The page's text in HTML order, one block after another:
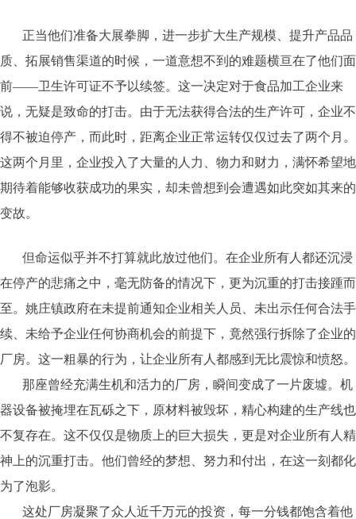
正当他们准备大展拳脚，进一步扩大生产规模、提升产品品
质、拓展销售渠道的时候，一道意想不到的难题横亘在了他们面
前——卫生许可证不予以续签。这一决定对于食品加工企业来
说，无疑是致命的打击。由于无法获得合法的生产许可，企业不
得不被迫停产，而此时，距离企业正常运转仅仅过去了两个月。
这两个月里，企业投入了大量的人力、物力和财力，满怀希望地
期待着能够收获成功的果实，却未曾想到会遭遇如此突如其来的
变故。
但命运似乎并不打算就此放过他们。在企业所有人都还沉浸
在停产的悲痛之中，毫无防备的情况下，更为沉重的打击接踵而
至。姚庄镇政府在未提前通知企业相关人员、未出示任何合法手
续、未给予企业任何协商机会的前提下，竟然强行拆除了企业的
厂房。这一粗暴的行为，让企业所有人都感到无比震惊和愤怒。
那座曾经充满生机和活力的厂房，瞬间变成了一片废墟。机
器设备被掩埋在瓦砾之下，原材料被毁坏，精心构建的生产线也
不复存在。这不仅仅是物质上的巨大损失，更是对企业所有人精
神上的沉重打击。他们曾经的梦想、努力和付出，在这一刻都化
为了泡影。
这处厂房凝聚了众人近千万元的投资，每一分钱都饱含着他